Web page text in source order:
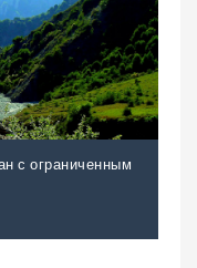
с ограниченным